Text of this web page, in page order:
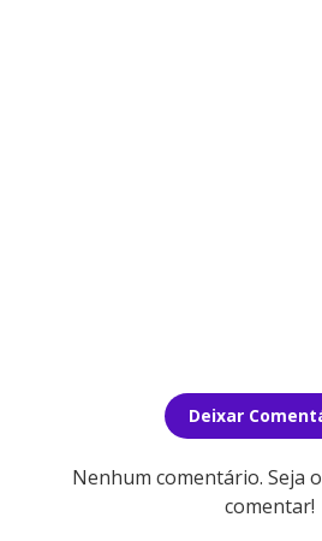
Deixar
Nenhum comentário. Seja
comentar!